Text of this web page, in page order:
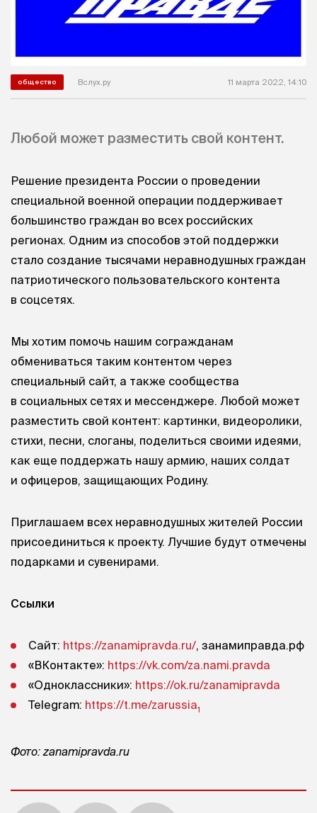
общество Вслух.ру 11 марта 2022, 14:10
Любой может разместить свой контент.
Решение президента России о проведении
специальной военной операции поддерживает
большинство граждан во всех российских
регионах. Одним из способов этой поддержки
стало создание тысячами неравнодушных граждан
патриотического пользовательского контента
в соцсетях.
Мы хотим помочь нашим согражданам
обмениваться таким контентом через
специальный сайт, а также сообщества
в социальных сетях и мессенджере. Любой может
разместить свой контент: картинки, видеоролики,
стихи, песни, слоганы, поделиться своими идеями,
как еще поддержать нашу армию, наших солдат
и офицеров, защищающих Родину.
Приглашаем всех неравнодушных жителей России
присоединиться к проекту. Лучшие будут отмечены
подарками и сувенирами.
Ссылки
Сайт: https://zanamipravda.ru/, занамиправда.рф
«ВКонтакте»: https://vk.com/za.nami.pravda
«Одноклассники»: https://ok.ru/zanamipravda
Telegram: https://t.me/zarussia1
Фото: zanamipravda.ru